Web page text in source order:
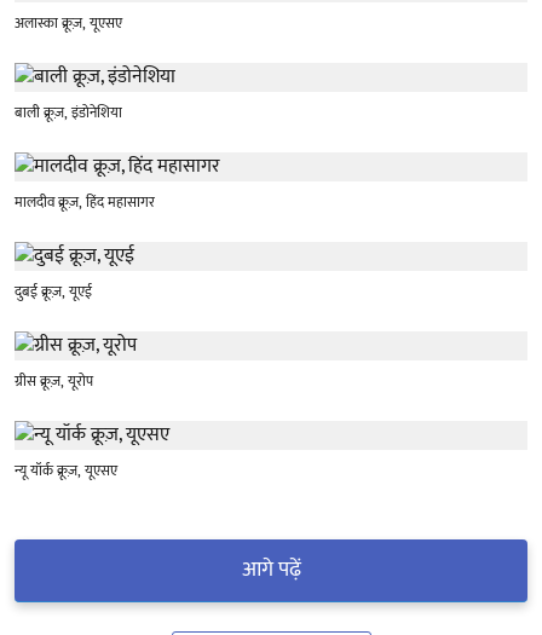
अलास्का क्रूज़, यूएसए
बाली क्रूज़, इंडोनेशिया
मालदीव क्रूज़, हिंद महासागर
दुबई क्रूज़, यूएई
ग्रीस क्रूज़, यूरोप
न्यू यॉर्क क्रूज़, यूएसए
आगे पढ़ें